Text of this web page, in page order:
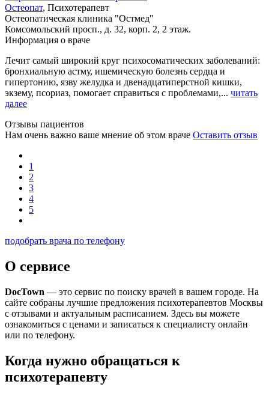
Остеопат, Психотерапевт
Остеопатическая клиника "Остмед"
Комсомольский просп., д. 32, корп. 2, 2 этаж.
Информация о враче
Лечит самый широкий круг психосоматических заболеваний:
бронхиальную астму, ишемическую болезнь сердца и
гипертонию, язву желудка и двенадцатиперстной кишки,
экзему, псориаз, помогает справиться с проблемами,... читать
далее
Отзывы пациентов
Нам очень важно ваше мнение об этом враче Оставить отзыв
1
2
3
4
5
подобрать врача по телефону
О сервисе
DocTown — это сервис по поиску врачей в вашем городе. На
сайте собраны лучшие предложения психотерапевтов Москвы
с отзывами и актуальным расписанием. Здесь вы можете
ознакомиться с ценами и записаться к специалисту онлайн
или по телефону.
Когда нужно обращаться к
психотерапевту